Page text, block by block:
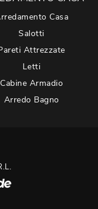
Casa
Salotti
Attrezzate
Letti
Cabine Armadio
Arredo Bagno